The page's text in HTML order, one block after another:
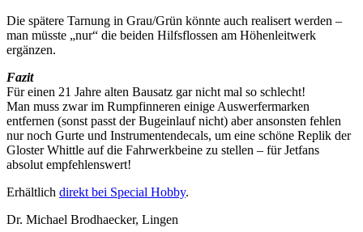
Die spätere Tarnung in Grau/Grün könnte auch realisert werden –
man müsste „nur“ die beiden Hilfsflossen am Höhenleitwerk
ergänzen.
Fazit
Für einen 21 Jahre alten Bausatz gar nicht mal so schlecht!
Man muss zwar im Rumpfinneren einige Auswerfermarken
entfernen (sonst passt der Bugeinlauf nicht) aber ansonsten fehlen
nur noch Gurte und Instrumentendecals, um eine schöne Replik der
Gloster Whittle auf die Fahrwerkbeine zu stellen – für Jetfans
absolut empfehlenswert!
Erhältlich direkt bei Special Hobby.
Dr. Michael Brodhaecker, Lingen